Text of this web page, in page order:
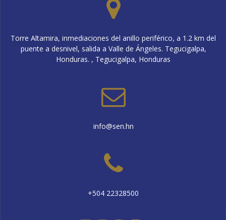
Torre Altamira, inmediaciones del anillo periférico, a 1.2 km del
puente a desnivel, salida a Valle de Ángeles. Tegucigalpa,
Honduras. , Tegucigalpa, Honduras
info@sen.hn
+504 22328500